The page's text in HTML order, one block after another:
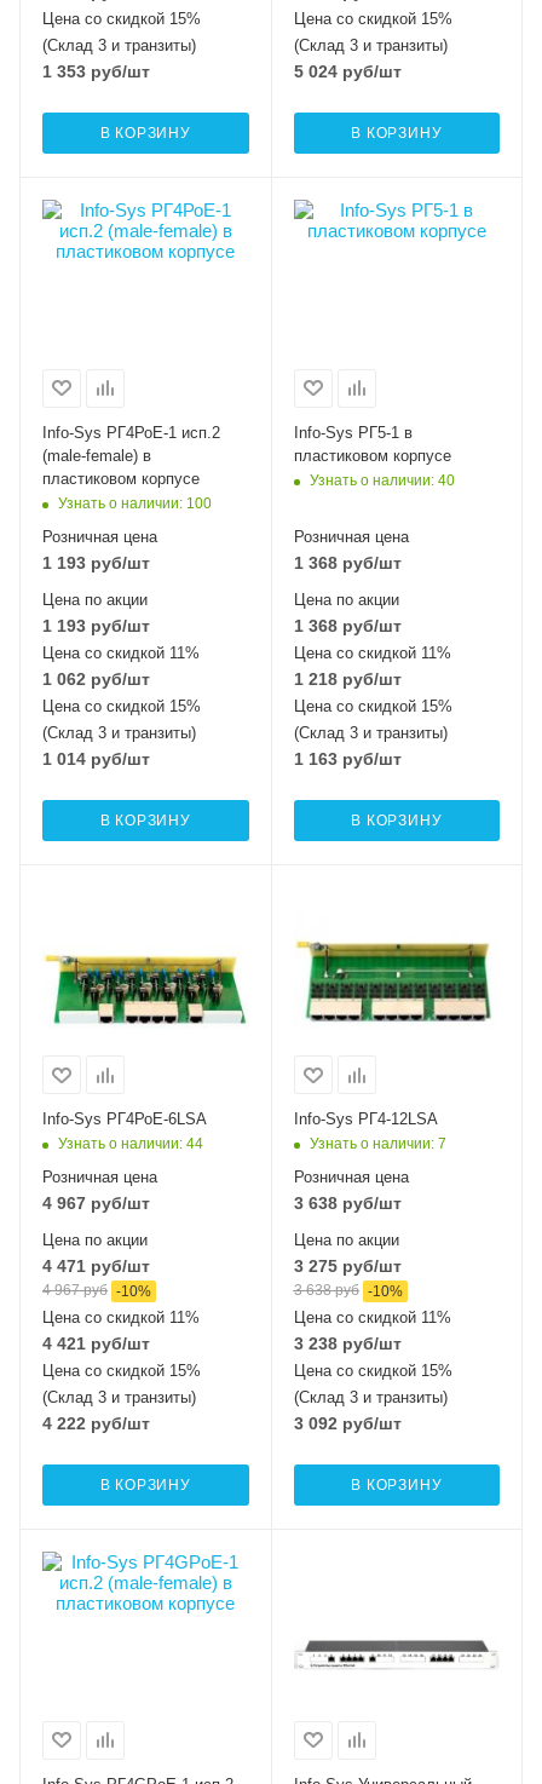
Цена со скидкой 15%
(Склад 3 и транзиты)
1 353 руб/шт
В КОРЗИНУ
Цена со скидкой 15%
(Склад 3 и транзиты)
5 024руб/шт
В КОРЗИНУ
Info-Sys РГ4РоЕ-1 исп.2
(male-female) в
пластиковом корпусе
Узнать о наличии: 100
Розничная цена
1 193 руб/шт
Цена по акции
1 193 руб/шт
Цена со скидкой 11%
1 062 руб/шт
Цена со скидкой 15%
(Склад 3 и транзиты)
1 014 руб/шт
В КОРЗИНУ
Info-Sys РГ5-1 в
пластиковом корпусе
Узнать о наличии: 40
Розничная цена
1 368руб/шт
Цена по акции
1 368руб/шт
Цена со скидкой 11%
1 218руб/шт
Цена со скидкой 15%
(Склад 3 и транзиты)
1 163руб/шт
В КОРЗИНУ
Info-Sys РГ4РоЕ-6LSA
Узнать о наличии: 44
Розничная цена
4 967 руб/шт
Цена по акции
4 471 руб/шт
4 967руб -10%
Цена со скидкой 11%
4 421 руб/шт
Цена со скидкой 15%
(Склад 3 и транзиты)
4 222 руб/шт
В КОРЗИНУ
Info-Sys РГ4-12LSA
Узнать о наличии: 7
Розничная цена
3 638руб/шт
Цена по акции
3 275руб/шт
3 638руб -10%
Цена со скидкой 11%
3 238руб/шт
Цена со скидкой 15%
(Склад 3 и транзиты)
3 092 руб/шт
В КОРЗИНУ